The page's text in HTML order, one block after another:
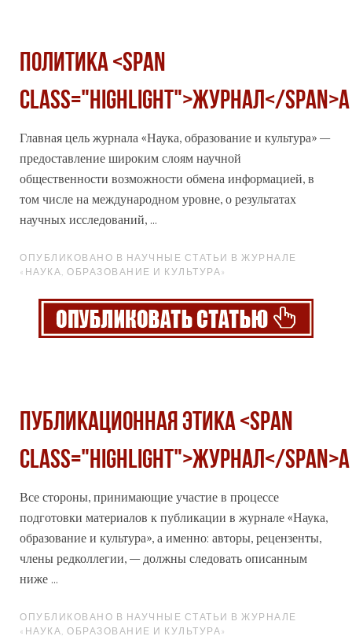
Политика <span
class="highlight">журнал</span>а
Главная цель журнала «Наука, образование и культура» –
предоставление широким слоям научной
общественности возможности обмена информацией, в
том числе на международном уровне, о результатах
научных исследований, ...
ОПУБЛИКОВАНО В НАУЧНЫЕ СТАТЬИ В ЖУРНАЛЕ
«НАУКА, ОБРАЗОВАНИЕ И КУЛЬТУРА»
Публикационная этика <span
class="highlight">журнал</span>а
Все стороны, принимающие участие в процессе
подготовки материалов к публикации в журнале «Наука,
образование и культура», а именно: авторы, рецензенты,
члены редколлегии, – должны следовать описанным
ниже ...
ОПУБЛИКОВАНО В НАУЧНЫЕ СТАТЬИ В ЖУРНАЛЕ
«НАУКА, ОБРАЗОВАНИЕ И КУЛЬТУРА»